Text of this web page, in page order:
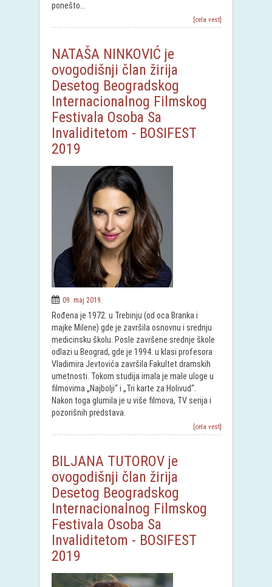
ponešto...
[cela vest]
NATAŠA NINKOVIĆ je
ovogodišnji član žirija
Desetog Beogradskog
Internacionalnog Filmskog
Festivala Osoba Sa
Invaliditetom - BOSIFEST
2019
09. maj 2019.
Rođena je 1972. u Trebinju (od oca Branka i
majke Milene) gde je završila osnovnu i srednju
medicinsku školu. Posle završene srednje škole
odlazi u Beograd, gde je 1994. u klasi profesora
Vladimira Jevtovića završila Fakultet dramskih
umetnosti. Tokom studija imala je male uloge u
filmovima „Najbolji“ i „Tri karte za Holivud“.
Nakon toga glumila je u više filmova, TV serija i
pozorišnih predstava.
[cela vest]
BILJANA TUTOROV je
ovogodišnji član žirija
Desetog Beogradskog
Internacionalnog Filmskog
Festivala Osoba Sa
Invaliditetom - BOSIFEST
2019